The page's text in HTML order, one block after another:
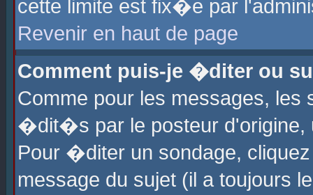
cette limite est fix�e par
Revenir en haut de page
Comment puis-je �diter ou
Comme pour les messages,
�dit�s par le posteur d'origine,
Pour �diter un sondage,
message du sujet (il a toujours